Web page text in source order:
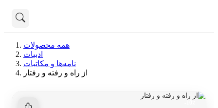
دسته بندی
همه محصولات
ادبیات
نامه‌ها و مکاتبات
از راه و رفته و رفتار